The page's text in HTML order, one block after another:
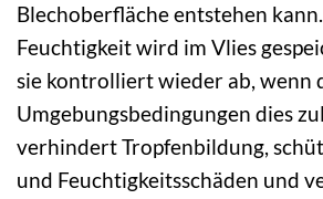
Blechoberfläche entstehen
Feuchtigkeit wird im Vlies
sie kontrolliert wieder ab, wenn
Umgebungsbedingungen dies
verhindert Tropfenbildung,
und Feuchtigkeitsschäden und